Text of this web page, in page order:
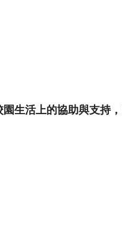
生活上的協助與支持